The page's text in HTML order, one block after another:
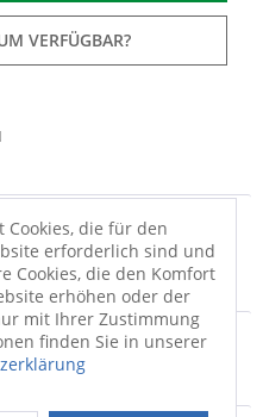
VERFÜGBAR?
· stufenlos dimmbar ·
mehr
Cookies, die für den
erforderlich sind und
Cookies, die den Komfort
erhöhen oder der
mit Ihrer Zustimmung
finden Sie in unserer